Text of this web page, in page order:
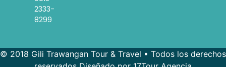
2333-
8299
© 2018 Gili Trawangan Tour & Travel • Todos los derechos